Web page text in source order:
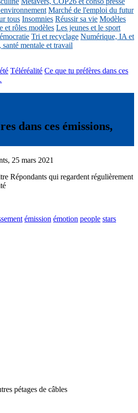
Marché de l'emploi du futur
tous Insomnies Réussir sa vie Modèles
et rôles modèles Les jeunes et le sport
Tri et recyclage Numérique, IA et
mentale et travail
Téléréalité Ce que tu préfères dans ces
dans ces émissions,
25 mars 2021
Répondants qui regardent régulièrement
émission émotion people stars
pétages de câbles